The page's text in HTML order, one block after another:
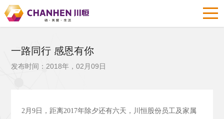
一路同行 感恩有你
发布时间：2018年，02月09日
2月9日，距离2017年除夕还有六天，川恒股份员工及家属